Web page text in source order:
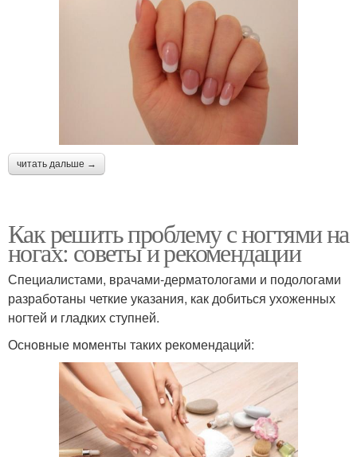
читать дальше →
Как решить проблему с ногтями на
ногах: советы и рекомендации
Специалистами, врачами-дерматологами и подологами
разработаны четкие указания, как добиться ухоженных
ногтей и гладких ступней.
Основные моменты таких рекомендаций: